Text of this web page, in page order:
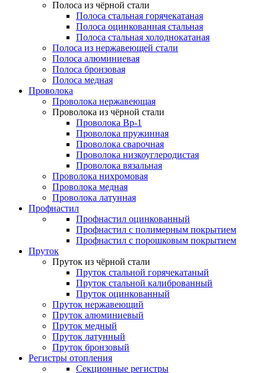
Полоса из чёрной стали
Полоса стальная горячекатаная
Полоса оцинкованная стальная
Полоса стальная холоднокатаная
Полоса из нержавеющей стали
Полоса алюминиевая
Полоса бронзовая
Полоса медная
Проволока
Проволока нержавеющая
Проволока из чёрной стали
Проволока Вр-1
Проволока пружинная
Проволока сварочная
Проволока низкоуглеродистая
Проволока вязальная
Проволока нихромовая
Проволока медная
Проволока латунная
Профнастил
Профнастил оцинкованный
Профнастил с полимерным покрытием
Профнастил с порошковым покрытием
Пруток
Пруток из чёрной стали
Пруток стальной горячекатаный
Пруток стальной калиброванный
Пруток оцинкованный
Пруток нержавеющий
Пруток алюминиевый
Пруток медный
Пруток латунный
Пруток бронзовый
Регистры отопления
Секционные регистры